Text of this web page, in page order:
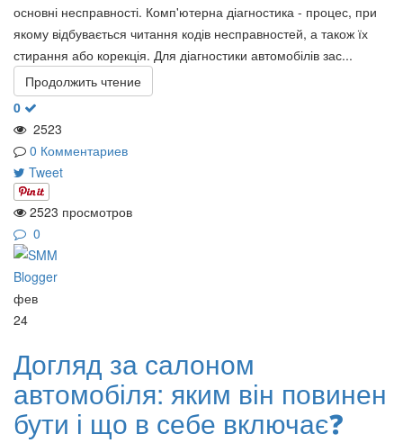
основні несправності. Комп'ютерна діагностика - процес, при
якому відбувається читання кодів несправностей, а також їх
стирання або корекція. Для діагностики автомобілів зас...
Продолжить чтение
0
2523
0 Комментариев
Tweet
2523 просмотров
0
фев
24
Догляд за салоном
автомобіля: яким він повинен
бути і що в себе включає❓